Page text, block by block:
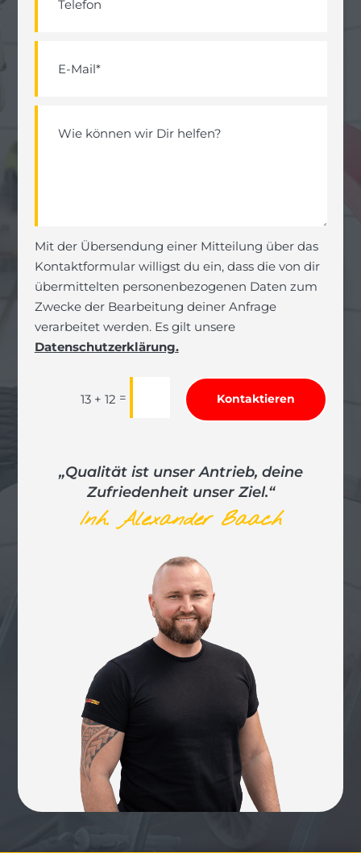
Mit der Übersendung einer Mitteilung über das
Kontaktformular willigst du ein, dass die von dir
übermittelten personenbezogenen Daten zum
Zwecke der Bearbeitung deiner Anfrage
verarbeitet werden. Es gilt unsere
Datenschutzerklärung.
13 + 12 = Kontaktieren
„Qualität ist unser Antrieb, deine
Zufriedenheit unser Ziel.“
Inh. Alexander Baach